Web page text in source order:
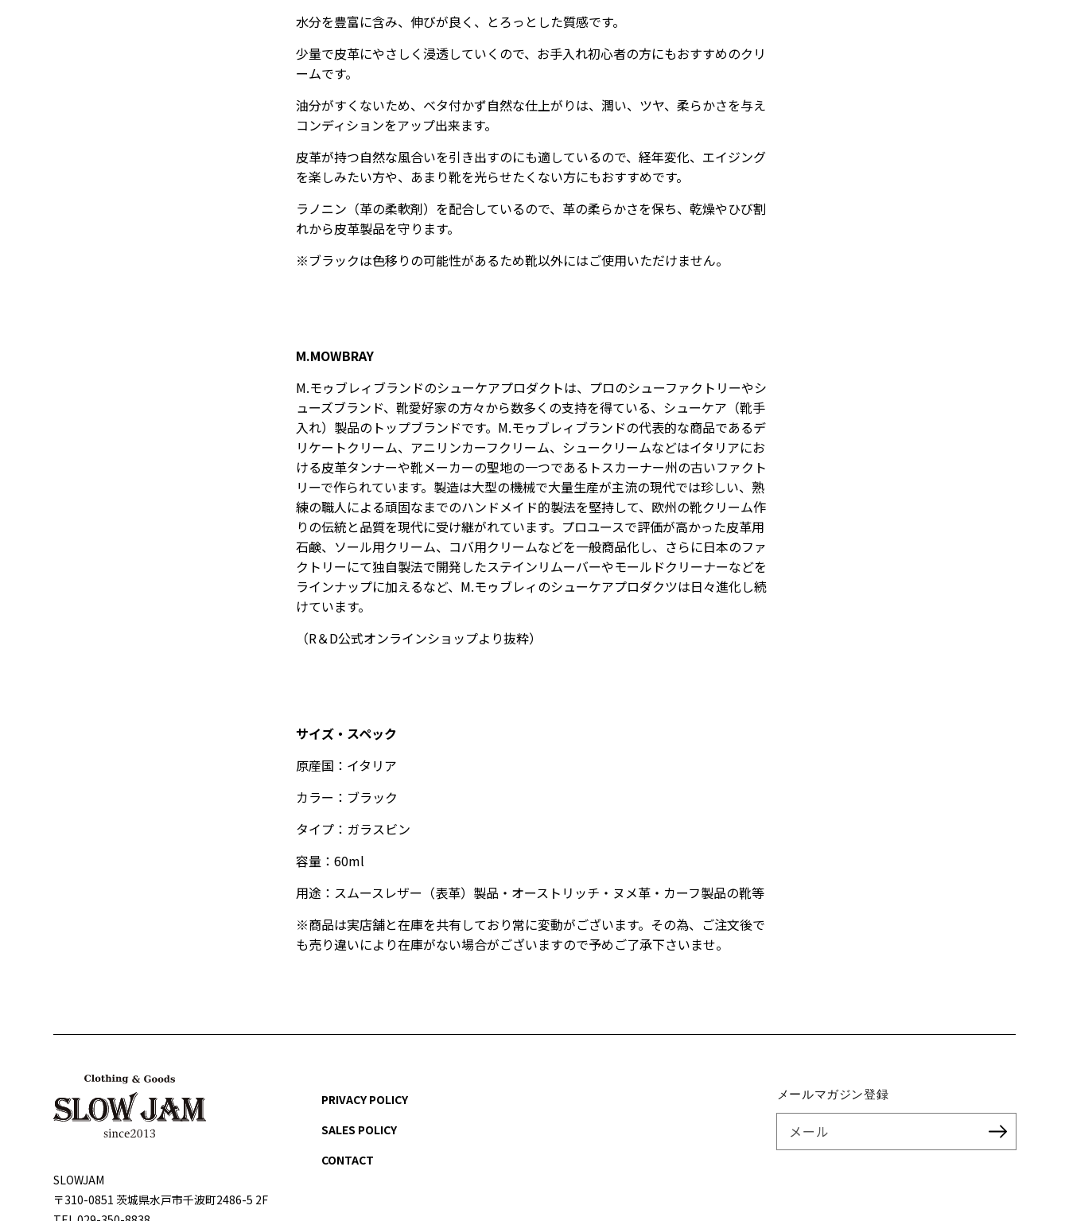
水分を豊富に含み、伸びが良く、とろっとした質感です。
少量で皮革にやさしく浸透していくので、お手入れ初心者の方にもおすすめのクリ
ームです。
油分がすくないため、ベタ付かず自然な仕上がりは、 潤い、ツヤ、柔らかさを与え
コンディションをアップ出来ます。
皮革が持つ自然な風合いを引き出すのにも適しているので、経年変化、エイジング
を楽しみたい方や、あまり靴を光らせたくない方にもおすすめです。
ラノニン（革の柔軟剤）を配合しているので、革の柔らかさを保ち、乾燥やひび割
れから皮革製品を守ります。
※ブラックは色移りの可能性があるため靴以外にはご使用いただけません。
M.MOWBRAY
M.モゥブレィブランドのシューケアプロダクトは、プロのシューファクトリーやシ
ューズブランド、靴愛好家の方々から数多くの支持を得ている、シューケア（靴手
入れ）製品のトップブランドです。M.モゥブレィブランドの代表的な商品であるデ
リケートクリーム、アニリンカーフクリーム、シュークリームなどはイタリアにお
ける皮革タンナーや靴メーカーの聖地の一つであるトスカーナー州の古いファクト
リーで作られています。製造は大型の機械で大量生産が主流の現代では珍しい、熟
練の職人による頑固なまでのハンドメイド的製法を堅持して、欧州の靴クリーム作
りの伝統と品質を現代に受け継がれています。プロユースで評価が高かった皮革用
石鹸、ソール用クリーム、コバ用クリームなどを一般商品化し、さらに日本のファ
クトリーにて独自製法で開発したステインリムーバーやモールドクリーナーなどを
ラインナップに加えるなど、M.モゥブレィのシューケアプロダクツは日々進化し続
けています。
（R＆D公式オンラインショップより抜粋）
サイズ・スペック
原産国：イタリア
カラー：ブラック
タイプ： ガラスビン
容量： 60ml
用途： スムースレザー（表革）製品・オーストリッチ・ヌメ革・カーフ製品の靴等
※商品は実店舗と在庫を共有しており常に変動がございます。その為、ご注文後で
も売り違いにより在庫がない場合がございますので予めご了承下さいませ。
SLOWJAM
〒310-0851 茨城県⽔⼾市千波町2486-5 2F
PRIVACY POLICY
SALES POLICY
CONTACT
メールマガジン登録
メール